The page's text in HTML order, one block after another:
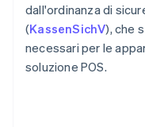
dall'ordinanza di
(KassenSichV), che
necessari per le
soluzione POS.